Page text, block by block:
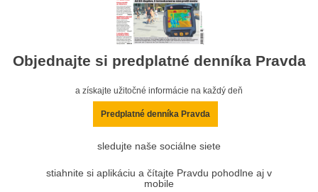
Objednajte si predplatné denníka Pravda
a získajte užitočné informácie na každý deň
Predplatné denníka Pravda
sledujte naše sociálne siete
stiahnite si aplikáciu a čítajte Pravdu pohodlne aj v
mobile